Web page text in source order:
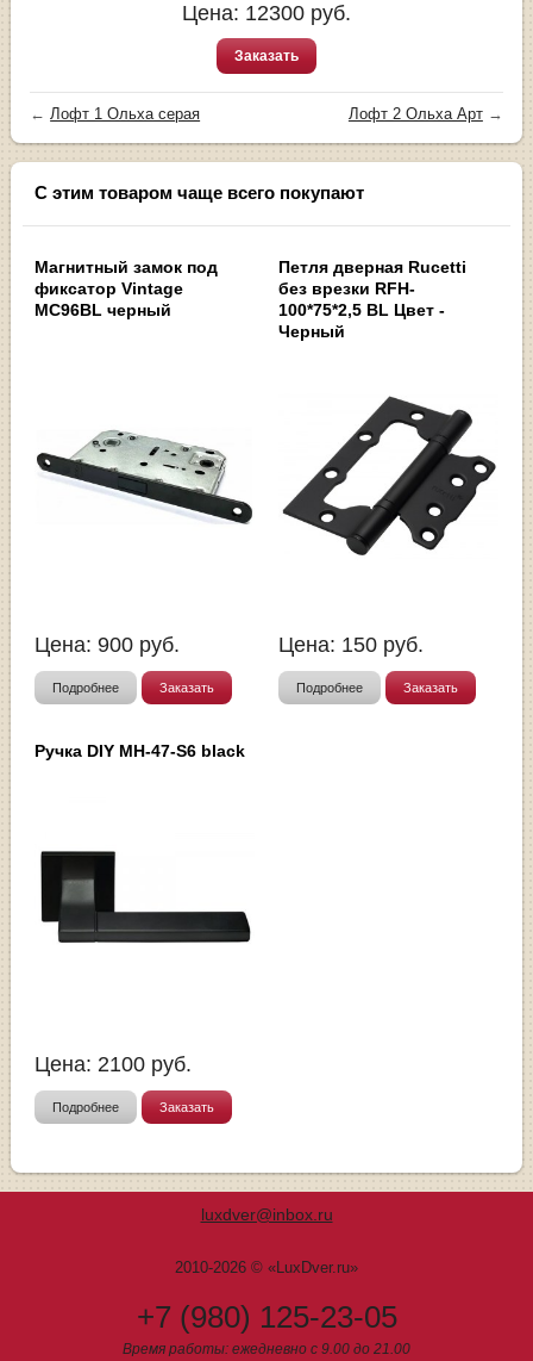
Цена: 12300 руб.
Заказать
←Лофт 1 Ольха серая Лофт 2 Ольха Арт→
С этим товаром чаще всего покупают
Магнитный замок под
фиксатор Vintage
MC96BL черный
Цена:900 руб.
Подробнее Заказать
Петля дверная Rucetti
без врезки RFH-
100*75*2,5 BL Цвет -
Черный
Цена: 150 руб.
Подробнее Заказать
Ручка DIY MH-47-S6 black
Цена: 2100 руб.
Подробнее Заказать
luxdver@inbox.ru
2010-2026 © «LuxDver.ru»
+7 (980) 125-23-05
Время работы: ежедневно с 9.00 до 21.00